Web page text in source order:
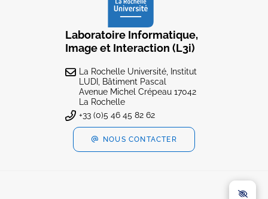
Laboratoire Informatique,
Image et Interaction (L3i)
La Rochelle Université, Institut
LUDI, Bâtiment Pascal
Avenue Michel Crépeau 17042
La Rochelle
+33 (0)5 46 45 82 62
NOUS CONTACTER